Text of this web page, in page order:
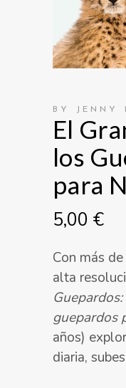
BY JENNY
El
los
para
5,00 €
Con más
alta
guepardos
años)
diaria,